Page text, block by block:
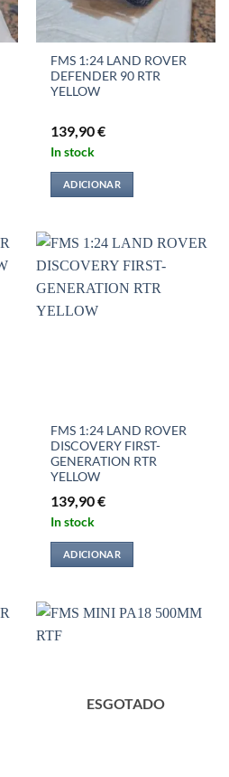
FMS 1:24 LAND ROVER
DEFENDER 90 RTR
YELLOW
139,90€
In stock
ADICIONAR
FMS 1:24 LAND ROVER
DISCOVERY FIRST-
GENERATION RTR
YELLOW
139,90€
In stock
ADICIONAR
ESGOTADO